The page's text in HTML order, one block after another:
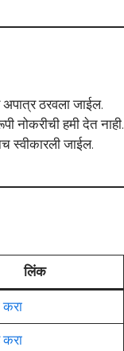
अपात्र ठरवला जाईल.
नोकरीची हमी देत नाही.
स्वीकारली जाईल.
लिंक